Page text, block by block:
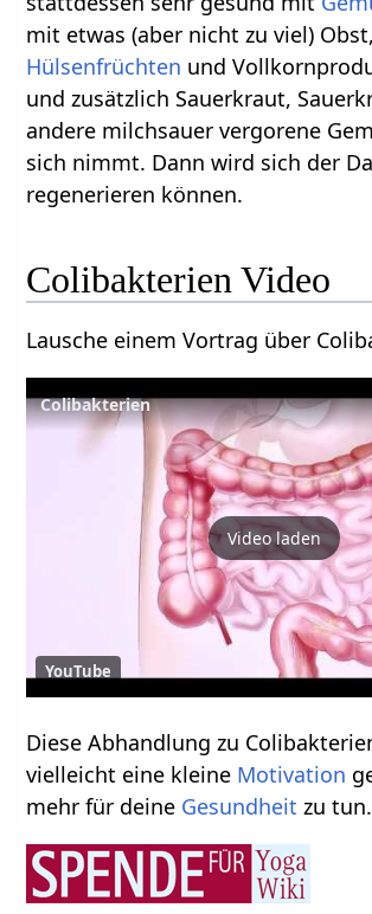
mit etwas (aber nicht zu viel)
Hülsenfrüchten und
und zusätzlich Sauerkraut,
andere milchsauer vergorene
sich nimmt. Dann wird sich der
regenerieren können.
Colibakterien Video
Lausche einem Vortrag über
Colibakterien
Video laden
YouTube
Diese Abhandlung zu
vielleicht eine kleine Motivation
mehr für deine Gesundheit zu tun.